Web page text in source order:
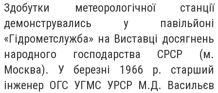
Здобутки метеорологічної станції
демонструвались у павільйоні
«Гідрометслужба» на Виставці досягнень
народного господарства СРСР (м.
Москва). У березні 1966 р. старший
інженер ОГС УГМС УРСР М.Д. Васильєв